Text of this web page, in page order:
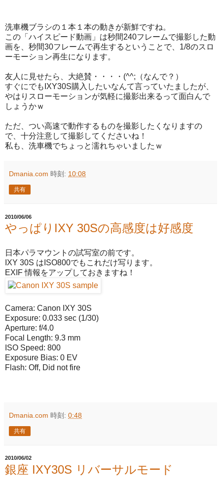
洗車機ブラシの１本１本の動きが新鮮ですね。
この「ハイスピード動画」は秒間240フレームで撮影した動
画を、秒間30フレームで再生するということで、1/8のスロ
ーモーション再生になります。
友人に見せたら、大絶賛・・・・(^^;（なんで？）
すぐにでもIXY30S購入したいなんて言っていたましたが、
やはりスローモーションが気軽に撮影出来るって面白んで
しょうかｗ
ただ、つい高速で動作するものを撮影したくなりますの
で、十分注意して撮影してくださいね！
私も、洗車機でちょっと濡れちゃいましたｗ
Dmania.com 時刻: 10:08
共有
2010/06/06
やっぱりIXY 30Sの高感度は好感度
日本パラマウントの試写室の前です。
IXY 30S はISO800でもこれだけ写ります。
EXIF 情報をアップしておきますね！
Camera: Canon IXY 30S
Exposure: 0.033 sec (1/30)
Aperture: f/4.0
Focal Length: 9.3 mm
ISO Speed: 800
Exposure Bias: 0 EV
Flash: Off, Did not fire
Dmania.com 時刻: 0:48
共有
2010/06/02
銀座 IXY30S リバーサルモード